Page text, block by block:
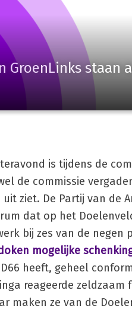
GroenLinks staan
is tijdens de
de commissie
uit ziet. De Partij van de
dat op het
bij zes van de
mogelijke
heeft, geheel
reageerde
maken ze van de